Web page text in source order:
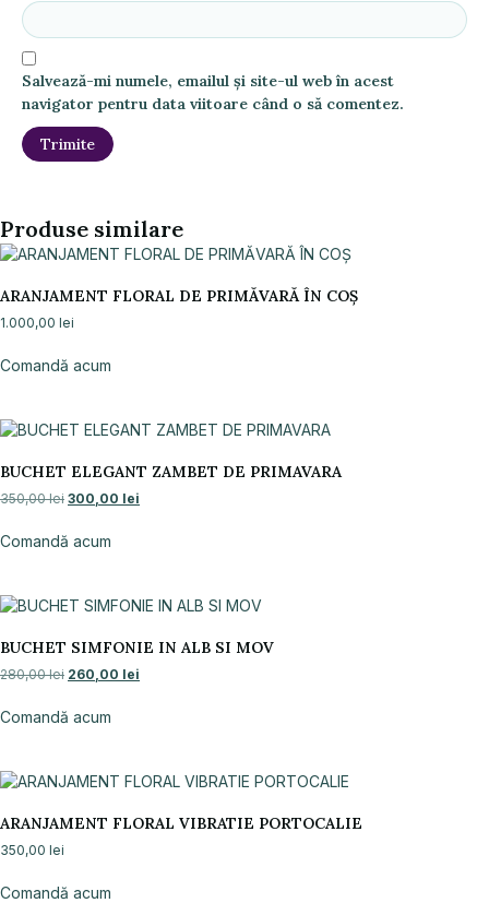
Salvează-mi numele, emailul și site-ul web în acest
navigator pentru data viitoare când o să comentez.
Produse similare
ARANJAMENT FLORAL DE PRIMĂVARĂ ÎN COȘ
1.000,00 lei
Comandă acum
BUCHET ELEGANT ZAMBET DE PRIMAVARA
350,00lei 300,00 lei
Comandă acum
BUCHET SIMFONIE IN ALB SI MOV
280,00lei 260,00 lei
Comandă acum
ARANJAMENT FLORAL VIBRATIE PORTOCALIE
350,00 lei
Comandă acum